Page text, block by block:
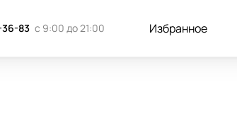
83 с 9:00 до 21:00 Избранное